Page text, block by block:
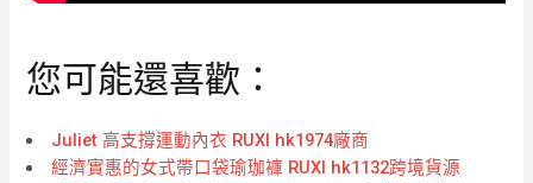
您可能還喜歡：
Juliet 高支撐運動內衣 RUXI hk1974廠商
經濟實惠的女式帶口袋瑜珈褲 RUXI hk1132跨境貨源